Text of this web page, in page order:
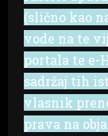
(slično kao
vode na te
portala te e-
sadržaj tih
vlasnik
prava na